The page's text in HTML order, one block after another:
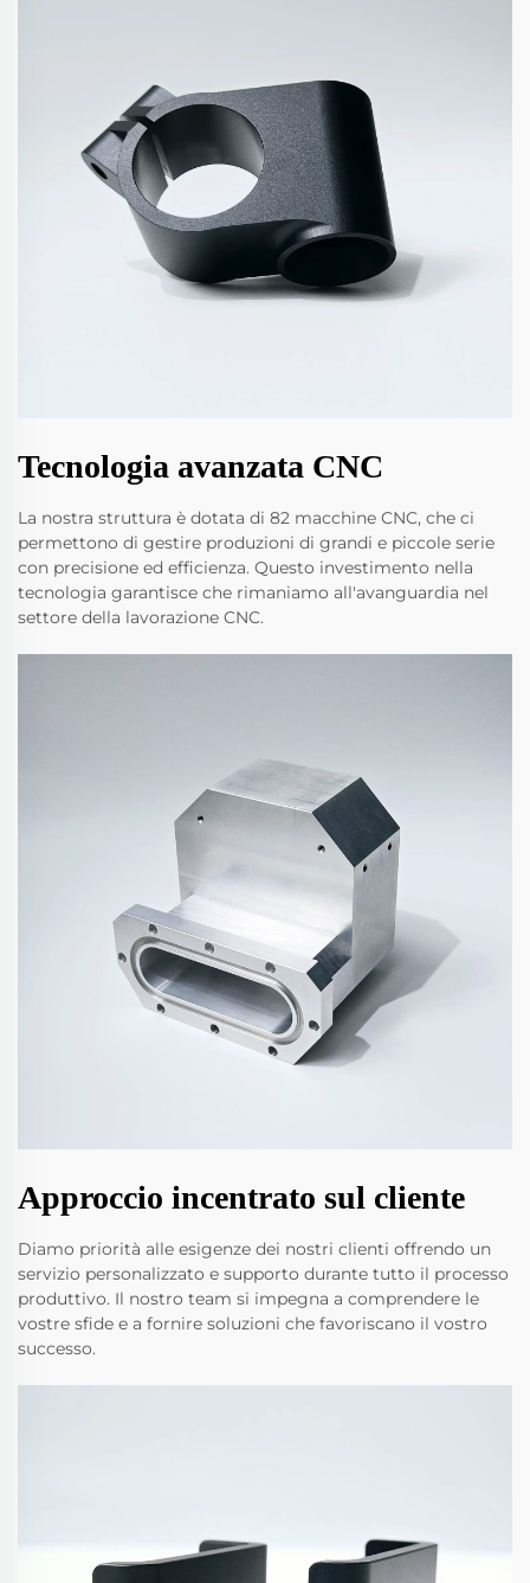
Tecnologia avanzata CNC
La nostra struttura è dotata di 82 macchine CNC, che ci
permettono di gestire produzioni di grandi e piccole serie
con precisione ed efficienza. Questo investimento nella
tecnologia garantisce che rimaniamo all'avanguardia nel
settore della lavorazione CNC.
Approccio incentrato sul cliente
Diamo priorità alle esigenze dei nostri clienti offrendo un
servizio personalizzato e supporto durante tutto il processo
produttivo. Il nostro team si impegna a comprendere le
vostre sfide e a fornire soluzioni che favoriscano il vostro
successo.